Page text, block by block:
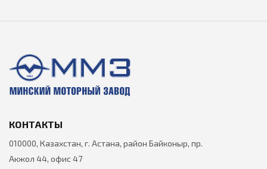
КОНТАКТЫ
010000, Казахстан, г. Астана, район Байконыр, пр.
Акжол 44, офис 47